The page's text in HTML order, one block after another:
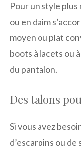
Pour un style
ou en daim
moyen ou plat
boots à lacets ou
du pantalon.
Des talons
Si vous avez
d’escarpins ou de